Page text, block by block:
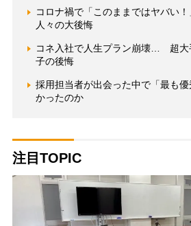
コロナ禍で「このままではヤバい
人々の大後悔
コネ入社で人生プラン崩壊… 超大
子の後悔
採用担当者が出会った中で「最も
かったのか
注目TOPIC